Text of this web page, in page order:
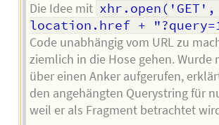
Die Idee mit xhr.open('GET',
location.href +
Code unabhängig vom URL zu
ziemlich in die Hose gehen. Wurde
über einen Anker aufgerufen,
den angehängten Querystring für
weil er als Fragment betrachtet